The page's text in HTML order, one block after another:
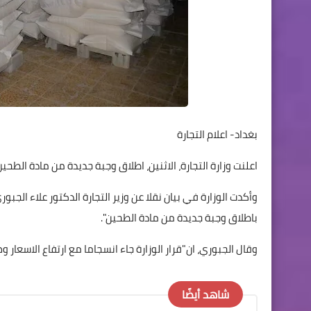
بغداد- اعلام التجارة
اعلنت وزارة التجارة، الاثنين، اطلاق وجبة جديدة من مادة الطحين خلال الـ24
وأكدت الوزارة في بيان نقلا عن وزير التجارة الدكتور علاء
باطلاق وجبة جديدة من مادة الطحين".
وقال الجبوري، ان"قرار الوزارة جاء انسجاما مع ارتفاع
شاهد أيضًا